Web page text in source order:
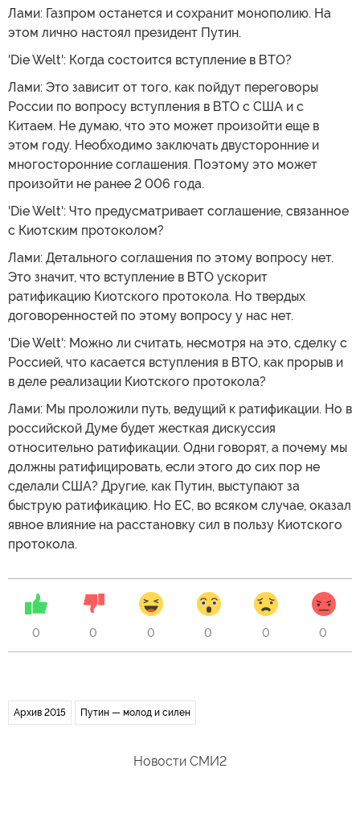
Лами: Газпром останется и сохранит монополию. На
этом лично настоял президент Путин.
'Die Welt': Когда состоится вступление в ВТО?
Лами: Это зависит от того, как пойдут переговоры
России по вопросу вступления в ВТО с США и с
Китаем. Не думаю, что это может произойти еще в
этом году. Необходимо заключать двусторонние и
многосторонние соглашения. Поэтому это может
произойти не ранее 2 006 года.
'Die Welt': Что предусматривает соглашение, связанное
с Киотским протоколом?
Лами: Детального соглашения по этому вопросу нет.
Это значит, что вступление в ВТО ускорит
ратификацию Киотского протокола. Но твердых
договоренностей по этому вопросу у нас нет.
'Die Welt': Можно ли считать, несмотря на это, сделку с
Россией, что касается вступления в ВТО, как прорыв и
в деле реализации Киотского протокола?
Лами: Мы проложили путь, ведущий к ратификации. Но в
российской Думе будет жесткая дискуссия
относительно ратификации. Одни говорят, а почему мы
должны ратифицировать, если этого до сих пор не
сделали США? Другие, как Путин, выступают за
быструю ратификацию. Но ЕС, во всяком случае, оказал
явное влияние на расстановку сил в пользу Киотского
протокола.
0 0 0 0 0 0
Архив 2015 Путин — молод и силен
Новости СМИ2